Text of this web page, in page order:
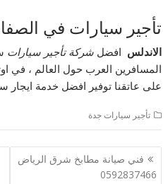
تأجير سيارات في
الاندلس افضلشركة تأجير سيارات
المسافرين العرب حول العالم ، في
على عاتقنا توفير افضل خدمة
تأجير سيارات جدة
تصفّح
المقالات
فني صيانة مطابخ شرق الرياض
0592837466